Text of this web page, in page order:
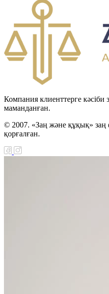
Компания клиенттерге кәсіби
маманданған.
© 2007. «Заң және құқық»
қорғалған.